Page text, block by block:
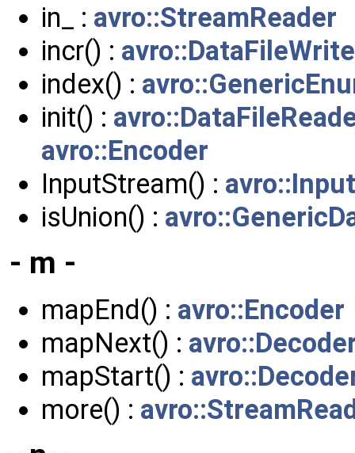
in_ : avro::StreamReader
incr() :
index() :
init() :
avro::Encoder
InputStream() :
isUnion() :
- m -
mapEnd() : avro::Encoder
mapNext() :
mapStart() :
more() :